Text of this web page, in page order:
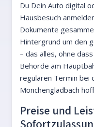
Du Dein Auto digital
Hausbesuch
Dokumente
Hintergrund um den
– das alles, ohne
Behörde am
regulären Termin bei
Mönchengladbach
Preise und